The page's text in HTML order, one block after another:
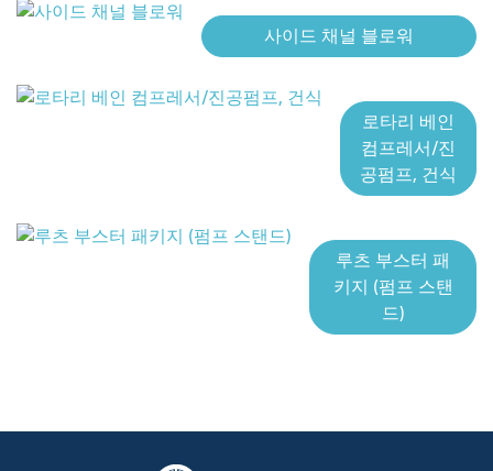
사이드 채널 블로워
로타리 베인
컴프레서/진
공펌프, 건식
루츠 부스터 패
키지 (펌프 스탠
드)